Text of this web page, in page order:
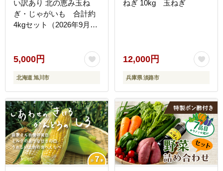
い訳あり 北の恵み玉ね
ぎ・じゃがいも 合計約
4kgセット（2026年9月下
り寄せ 詰め合わせ 旭川市
5,000円
北海道 旭川市
ねぎ 10kg 玉ねぎ
12,000円
兵庫県 淡路市